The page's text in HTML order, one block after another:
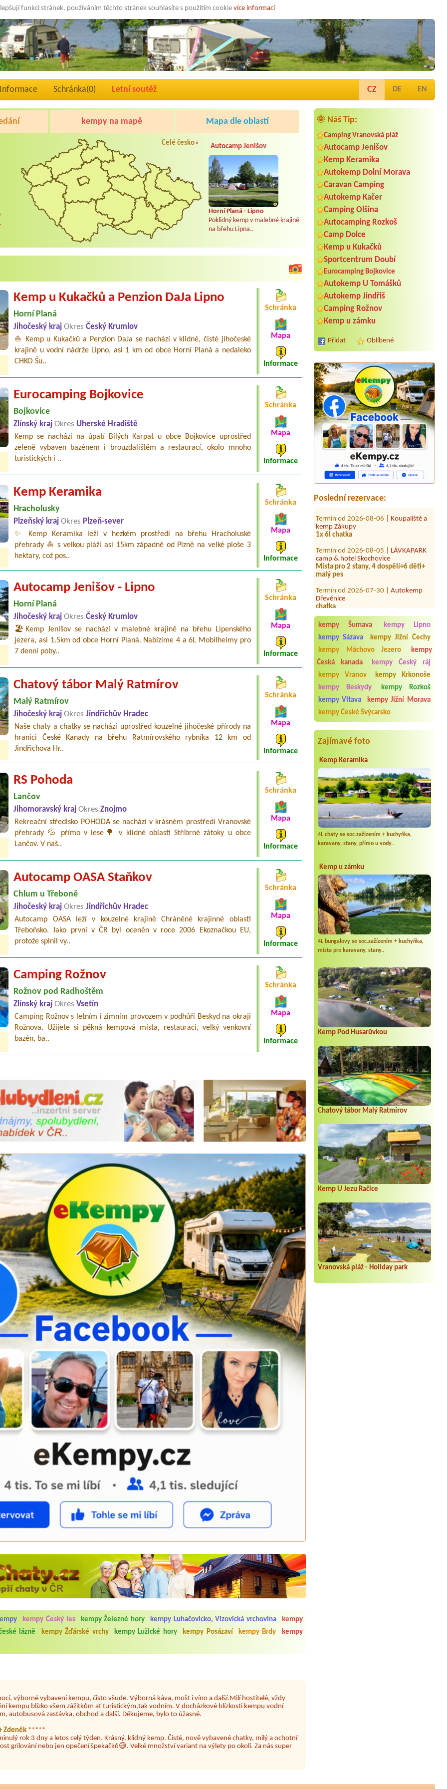
funkci stránek, používáním těchto stránek souhlasíte s použitím cookie více informací
Informace Schránka(0) Letní soutěž CZ DE EN
🌞 Náš Tip:
Camping Vranovská pláž
Autocamp Jenišov
Kemp Keramika
Autokemp Dolní Morava
Caravan Camping
Autokemp Kačer
Camping Olšina
Autocamping Rozkoš
Camp Dolce
Kemp u Kukačků
Sportcentrum Doubí
Eurocamping Bojkovice
Autokemp U Tomášků
Autokemp Jindřiš
Camping Rožnov
Kemp u zámku
Přidat Oblíbené
Poslední rezervace:
Termín od 2026-08-07 |Camp Vřesná
1 Bungalow, 2 getrennte Betten
Termín od 2026-08-18 |Kemp TJ
Vltava
Chatka + 2 osoby
Termín od 2026-08-14 |Bohemian
Camp
1x 6l chatka
Termín od 2026-08-05 |
camp & hotel Skochovice
Místa pro 2 stany, 4 dospělí+6 děti+
malý pes
Termín od 2026-07-30 |
chatka
Termín od 2026-07-29 |
Erika
1místo pro velký stan, 2 osoby, 1 auto
Termín od 2026-07-25 | Kemp Habina
1x2L, 2 osoby
Termín od 2026-09-04 |Autocamp
Erika
(cca 6 dospělých, 5 dětí)3l chatka
(2d+1dítě), 5l chatka (3d+2děti)
Termín od 2026-07-24 |Kemp Pod
hrází
1 stan +3osoby
kempy Šumava
kempy Lipno
kempy Sázava
kempy Jižní Čechy
kempy Máchovo Jezero
kempy
Česká kanada
kempy Český ráj
kempy Vranov
kempy Krkonoše
kempy Beskydy
kempy Rozkoš
kempy Vltava
kempy Jižní Morava
kempy České Švýcarsko
Zajímavé foto
Kemp Keramika
4L chaty se soc.zažízením + kuchyňka,
karavany, stany, přímo u vody..
Kemp u zámku
4L bungalovy se soc.zažízením + kuchyňka,
místa pro karavany, stany..
Kemp Pod Husarůvkou
Chatový tábor Malý Ratmírov
Kemp U Jezu Račice
Vranovská pláž - Holiday park
kempy na mapě Mapa dle oblastí
Celé česko» Autocamp Jenišov
Horní Planá - Lipno
Poklidný kemp v malebné krajině
na břehu Lipna..
Kemp u Kukačků a Penzion DaJa Lipno
Horní Planá
Jihočeský krajOkres Český Krumlov
⛵ Kemp u Kukačků a Penzion DaJa se nachází v klidné, čisté jihočeské
krajině u vodní nádrže Lipno, asi 1 km od obce Horní Planá a nedaleko
CHKO Šu..
Schránka
Mapa
Informace
Eurocamping Bojkovice
Bojkovice
Zlínský krajOkres Uherské Hradiště
Kemp se nachází na úpatí Bílých Karpat u obce Bojkovice uprostřed
zeleně vybaven bazénem i brouzdalištěm a restaurací, okolo mnoho
turistických i ..
Schránka
Mapa
Informace
Kemp Keramika
Hracholusky
Plzeňský krajOkres Plzeň-sever
✨ Kemp Keramika leží v hezkém prostředí na břehu Hracholuské
přehrady ⛵ s velkou pláží asi 15km západně od Plzně na velké ploše 3
hektary, což pos..
Schránka
Mapa
Informace
Autocamp Jenišov - Lipno
Horní Planá
Jihočeský krajOkres Český Krumlov
🏖️Kemp Jenišov se nachází v malebné krajině na břehu Lipenského
jezera, asi 1.5km od obce Horní Planá. Nabízíme 4 a 6L Mobilheimy pro
7 denní poby..
Schránka
Mapa
Informace
Chatový tábor Malý Ratmírov
Malý Ratmírov
Jihočeský krajOkres Jindřichův Hradec
Naše chaty a chatky se nachází uprostřed kouzelné jihočeské přírody na
hranici České Kanady na břehu Ratmírovského rybníka 12 km od
Jindřichova Hr..
Schránka
Mapa
Informace
RS Pohoda
Lančov
Jihomoravský krajOkres Znojmo
Rekreační středisko POHODA se nachází v krásném prostředí Vranovské
přehrady 💦 přímo v lese🌳 v klidné oblasti Stříbrné zátoky u obce
Lančov. V naš..
Schránka
Mapa
Informace
Autocamp OASA Staňkov
Chlum u Třeboně
Jihočeský krajOkres Jindřichův Hradec
Autocamp OASA leží v kouzelné krajině Chráněné krajinné oblasti
Třeboňsko. Jako první v ČR byl oceněn v roce 2006 Ekoznačkou EU,
protože splnil vy..
Schránka
Mapa
Informace
Camping Rožnov
Rožnov pod Radhoštěm
Zlínský krajOkres Vsetín
Camping Rožnov s letním i zimním provozem v podhůří Beskyd na okraji
Rožnova. Užijete si pěkná kempová místa, restauraci, velký venkovní
bazén, ba..
Schránka
Mapa
Informace
kempy Český les kempy Železné hory kempy Luhačovicko, Vizovická vrchovina
kempy
lázně kempy Žďárské vrchy kempy Lužické hory kempy Posázaví kempy Brdy
kempy
do 1.8. 2026. Kemp jako takový je pěkný. V umývárně i na WC bylo vždy čisto, doplněný papír i
hluk z repráků u stanů a absolutní bezohlednost ostatních ubytovaných. Přes den jsem si připadala
hrála jiná hudba.Kemp pěkný, ale takový rámus jsme ještě nezažili...
dva. Na začátku prázdnin. Přijeli jsme karavanem. Klid pohoda socialky nové krásné čisté,koupání
dobrým jídlem za slušnou cenu na dosah, a spoustu možností na výlety. Veškerý personál se choval
výborné vybavení kempu, čisto všude. Výborná káva, mošt i víno a další.Milí hostitelé, vždy
kempu blízko všem zážitkům ať turistickým,tak vodním. V docházkové blízkosti kempu vodní
autobusová zastávka, obchod a další. Děkujeme, bylo to úžasné.
Zdeněk*****
rok 3 dny a letos celý týden. Krásný, klidný kemp. Čisté, nově vybavené chatky, milý a ochotní
grilování nebo jen opečení špekačků😄. Velké množství variant na výlety po okolí. Za nás super
jsme byli spokojeni. Bohužel letos to byla bída s úklidem toalet, toaletní papír neustále chyběl a dva